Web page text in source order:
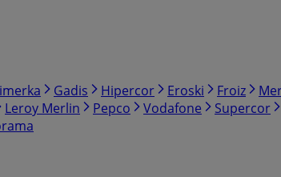
Gadis Hipercor Eroski Froiz
Leroy Merlin Pepco Vodafone Supercor